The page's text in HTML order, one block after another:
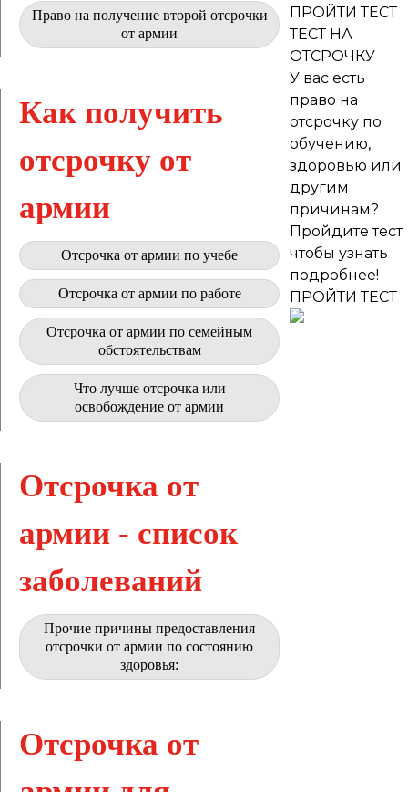
Право на получение второй отсрочки
от армии
Как получить
отсрочку от
армии
Отсрочка от армии по учебе
Отсрочка от армии по работе
Отсрочка от армии по семейным
обстоятельствам
Что лучше отсрочка или
освобождение от армии
Отсрочка от
армии - список
заболеваний
Прочие причины предоставления
отсрочки от армии по состоянию
здоровья:
Отсрочка от
ПРОЙТИ ТЕСТ
ТЕСТ НА
ОТСРОЧКУ
У вас есть
право на
отсрочку по
обучению,
здоровью или
другим
причинам?
Пройдите тест
чтобы узнать
подробнее!
ПРОЙТИ ТЕСТ